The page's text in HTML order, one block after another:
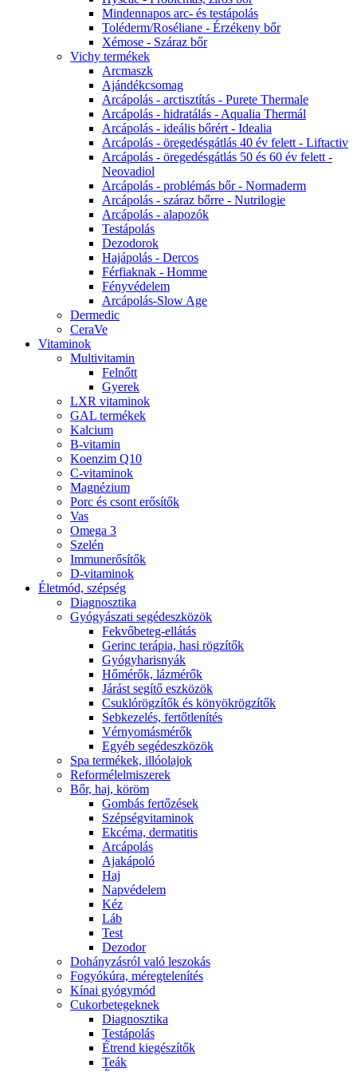
Mindennapos arc- és testápolás
Toléderm/Roséliane - Érzékeny bőr
Xémose - Száraz bőr
Vichy termékek
Arcmaszk
Ajándékcsomag
Arcápolás - arctisztítás - Purete Thermale
Arcápolás - hidratálás - Aqualia Thermál
Arcápolás - ideális bőrért - Idealia
Arcápolás - öregedésgátlás 40 év felett - Liftactiv
Arcápolás - öregedésgátlás 50 és 60 év felett -
Neovadiol
Arcápolás - problémás bőr - Normaderm
Arcápolás - száraz bőrre - Nutrilogie
Arcápolás - alapozók
Testápolás
Dezodorok
Hajápolás - Dercos
Férfiaknak - Homme
Fényvédelem
Arcápolás-Slow Age
Dermedic
CeraVe
Vitaminok
Multivitamin
Felnőtt
Gyerek
LXR vitaminok
GAL termékek
Kalcium
B-vitamin
Koenzim Q10
C-vitaminok
Magnézium
Porc és csont erősítők
Vas
Omega 3
Szelén
Immunerősítők
D-vitaminok
Életmód, szépség
Diagnosztika
Gyógyászati segédeszközök
Fekvőbeteg-ellátás
Gerinc terápia, hasi rögzítők
Gyógyharisnyák
Hőmérők, lázmérők
Járást segítő eszközök
Csuklórögzítők és könyökrögzítők
Sebkezelés, fertőtlenítés
Vérnyomásmérők
Egyéb segédeszközök
Spa termékek, illóolajok
Reformélelmiszerek
Bőr, haj, köröm
Gombás fertőzések
Szépségvitaminok
Ekcéma, dermatitis
Arcápolás
Ajakápoló
Haj
Napvédelem
Kéz
Láb
Test
Dezodor
Dohányzásról való leszokás
Fogyókúra, méregtelenítés
Kínai gyógymód
Cukorbetegeknek
Diagnosztika
Testápolás
É́trend kiegészítők
Teák